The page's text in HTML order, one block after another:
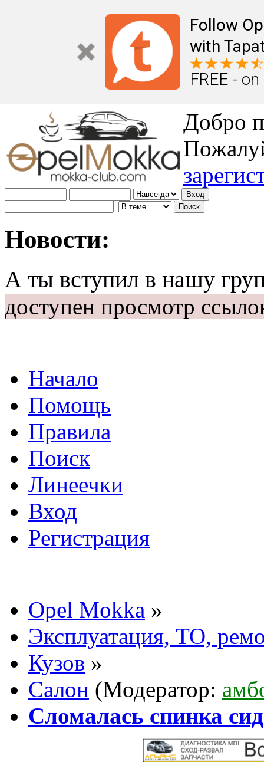
Follow
with
FREE -
Добро
Новости:
А ты вступил в нашу
доступен просмотр
Начало
Помощь
Правила
Поиск
Линеечки
Вход
Регистрация
Opel Mokka »
Эксплуатация, ТО,
Кузов »
Салон (Модератор:
Сломалась спинка